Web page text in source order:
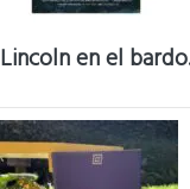
Lincoln en el